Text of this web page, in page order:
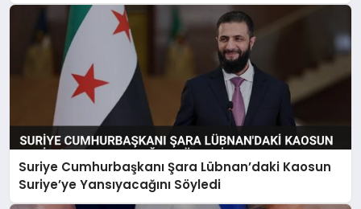
Suriye Cumhurbaşkanı Şara Lübnan’daki Kaosun
Suriye’ye Yansıyacağını Söyledi